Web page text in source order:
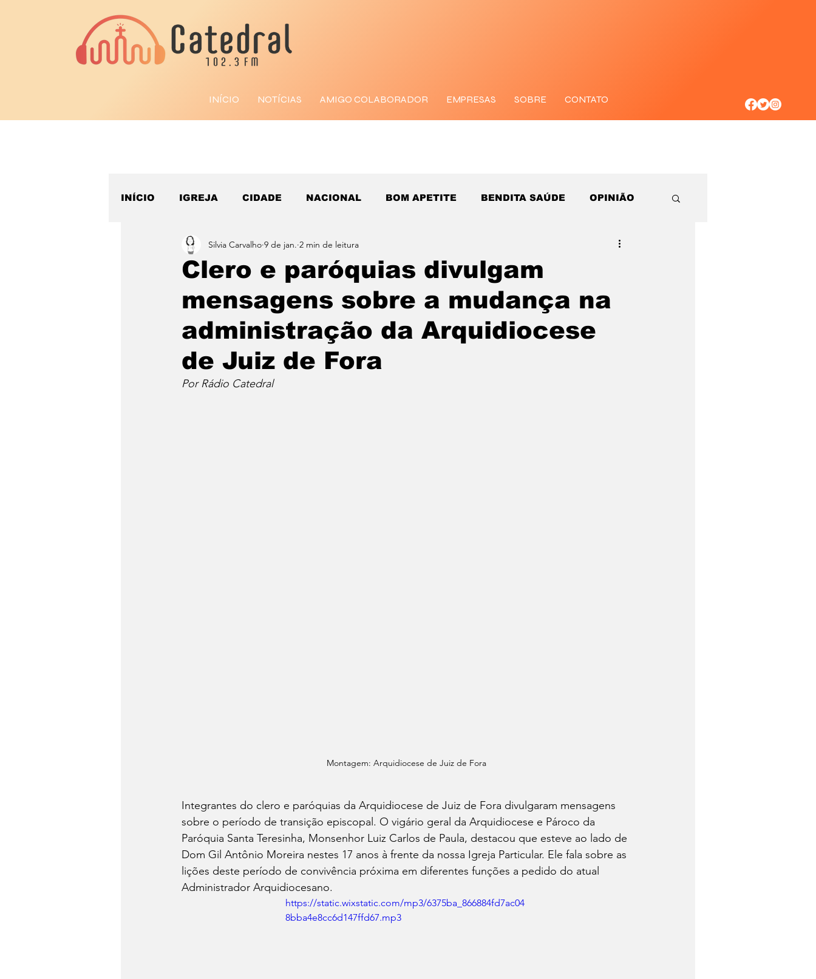
INÍCIO NOTÍCIAS AMIGO COLABORADOR EMPRESAS SOBRE CONTATO
INÍCIO IGREJA CIDADE NACIONAL BOM APETITE BENDITA SAÚDE OPINIÃO
ESPORTE
Clero e paróquias divulgam
mensagens sobre a mudança na
administração da Arquidiocese
de Juiz de Fora
Silvia Carvalho 9 de jan. 2 min de leitura
Por Rádio Catedral
Montagem: Arquidiocese de Juiz de Fora
Integrantes do clero e paróquias da Arquidiocese de Juiz de Fora divulgaram mensagens
sobre o período de transição episcopal. O vigário geral da Arquidiocese e Pároco da
Paróquia Santa Teresinha, Monsenhor Luiz Carlos de Paula, destacou que esteve ao lado de
Dom Gil Antônio Moreira nestes 17 anos à frente da nossa Igreja Particular. Ele fala sobre as
lições deste período de convivência próxima em diferentes funções a pedido do atual
Administrador Arquidiocesano.
https://static.wixstatic.com/mp3/6375ba_866884fd7ac04
8bba4e8cc6d147ffd67.mp3